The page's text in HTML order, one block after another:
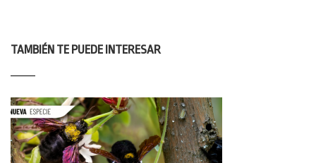
TAMBIÉN TE PUEDE INTERESAR